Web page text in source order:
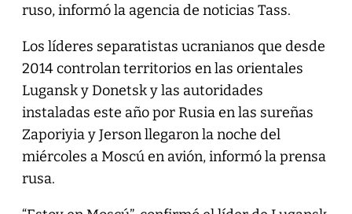
ruso, informó la agencia de noticias Tass.
Los líderes separatistas ucranianos que desde
2014 controlan territorios en las orientales
Lugansk y Donetsk y las autoridades
instaladas este año por Rusia en las sureñas
Zaporiyia y Jerson llegaron la noche del
miércoles a Moscú en avión, informó la prensa
rusa.